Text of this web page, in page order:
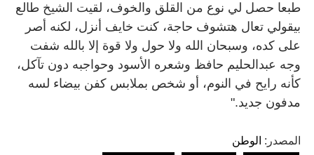
طبعا حصل لي نوع من القلق والخوف، لقيت الشيخ طالع
بيقولي تعال هتشوف حاجة، كنت خايف أنزل، لكنه أصر
على كده، وسبحان الله ولا حول ولا قوة إلا بالله شفت
وجه عبدالحليم حافظ وشعره الأسود وحواجبه دون تآكل،
كأنه رايح في النوم، أو شخص بملابس كفن بيضاء لسه
مدفون جديد".
المصدر: الوطن